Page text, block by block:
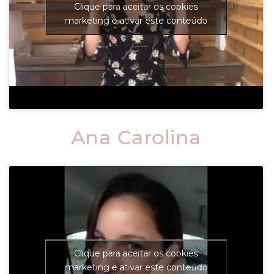
Clique para aceitar os cookies
marketing e ativar este conteúdo
Ana Carolina
Clique para aceitar os cookies
marketing e ativar este conteúdo